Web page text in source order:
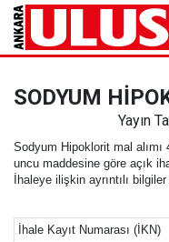
SODYUM
Yayın
Sodyum Hipoklorit mal alımı
uncu maddesine göre açık
İhaleye ilişkin ayrıntılı
İhale Kayıt Numarası (İKN)